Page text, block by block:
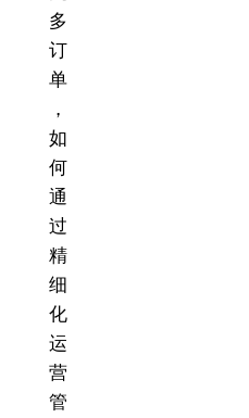
多
订
单
，
如
何
通
过
精
细
化
运
营
管